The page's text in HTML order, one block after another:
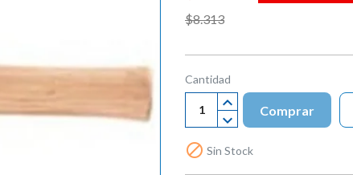
$8.313
Cantidad
Comprar
 Sin Stock